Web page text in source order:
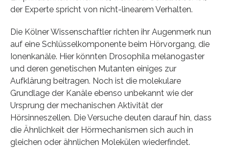
der Experte spricht von nicht-linearem Verhalten.
Die Kölner Wissenschaftler richten ihr Augenmerk nun
auf eine Schlüsselkomponente beim Hörvorgang, die
Ionenkanäle. Hier könnten Drosophila melanogaster
und deren genetischen Mutanten einiges zur
Aufklärung beitragen. Noch ist die molekulare
Grundlage der Kanäle ebenso unbekannt wie der
Ursprung der mechanischen Aktivität der
Hörsinneszellen. Die Versuche deuten darauf hin, dass
die Ähnlichkeit der Hörmechanismen sich auch in
gleichen oder ähnlichen Molekülen wiederfindet.